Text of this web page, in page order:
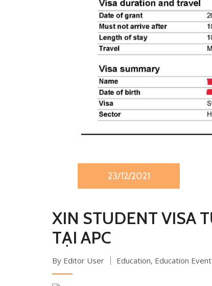
23/12/2021
XIN STUDENT VISA
TẠI APC
By Editor User Education, Education Event